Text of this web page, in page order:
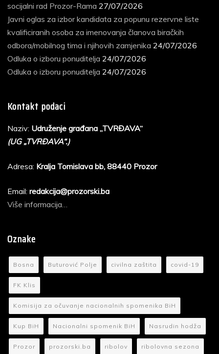
socijalni rad Prozor-Rama 27/07/2026
Javni oglas za izbor kandidata za popunu rezervne liste
kvalificiranih osoba za imenovanja članova biračkih
odbora/mobilnog tima i njihovih zamjenika 24/07/2026
Odluka o izboru ponuditelja 24/07/2026
Odluka o izboru ponuditelja 24/07/2026
Kontakt podaci
Naziv: Udruženje građana „TVRĐAVA“
(UG „TVRĐAVA“.)
Adresa: Kralja Tomislava bb, 88440 Prozor
Email: redakcija@prozorski.ba
Više informacija…
Oznake
Bosna Buturović Polje civilna zaštita covid-19
FK Klis
Komisija za očuvanje nacionalnih spomenika BiH
Kup BiH Nacionalni spomenik BiH Nasrudin hodža
Prozor prozorski.ba ribolov ribolovna sezona